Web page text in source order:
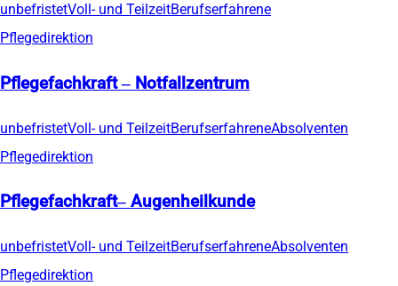
unbefristetVoll- und TeilzeitBerufserfahrene
Pflegedirektion
Pflegefachkraft – Notfallzentrum
unbefristetVoll- und TeilzeitBerufserfahreneAbsolventen
Pflegedirektion
Pflegefachkraft– Augenheilkunde
unbefristetVoll- und TeilzeitBerufserfahreneAbsolventen
Pflegedirektion